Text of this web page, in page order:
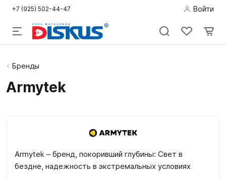
+7 (925) 502-44-47 Войти
Подводная
Бренды
Armytek
Armytek – бренд, покоривший глубины: Свет в
бездне, надежность в экстремальных условиях